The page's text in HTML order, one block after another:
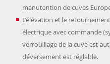
manutention de cuves
L’élévation et le
électrique avec commande
verrouillage de la cuve est
déversement est réglable.